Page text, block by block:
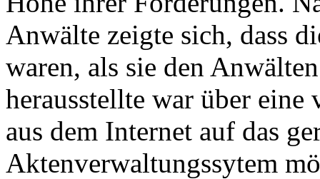
Anwälte zeigte sich, dass
waren, als sie den
herausstellte war über
aus dem Internet auf das
Aktenverwaltungssytem